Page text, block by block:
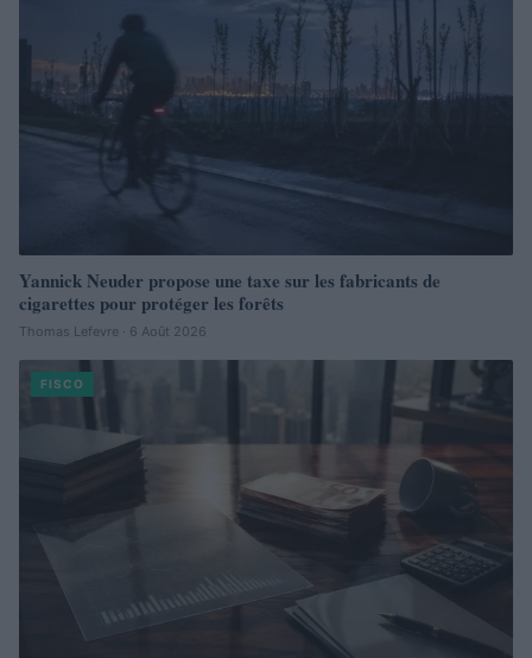
Yannick Neuder propose une taxe sur les fabricants de
cigarettes pour protéger les forêts
Thomas Lefevre · 6 Août 2026
FISCO